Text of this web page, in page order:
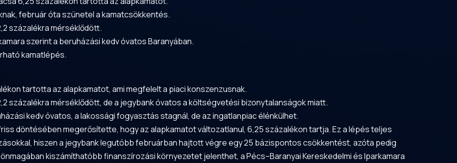
február óta szünetel a kamatcsökkentés.
százalékra mérséklődött.
szerint a beruházási kedv óvatos Baranyában.
kamatlépés.
tartotta az alapkamatot, ami megfelelt a piaci konszenzusnak.
százalékra mérséklődött, de a jegybank óvatos a költségvetési bizonytalanságok miatt.
kedv óvatos, a lakossági fogyasztás stagnál, de az ingatlanpiac élénkülhet.
döntésében megerősítette, hogy az alapkamatot változatlanul, 6,25 százalékon tartja. Ez a lépés teljes
hiszen a jegybank legutóbb februárban hajtott végre egy 25 bázispontos csökkentést, azóta pedig
kiszámíthatóbb finanszírozási környezetet jelenthet, a Pécs–Baranyai Kereskedelmi és Iparkamara